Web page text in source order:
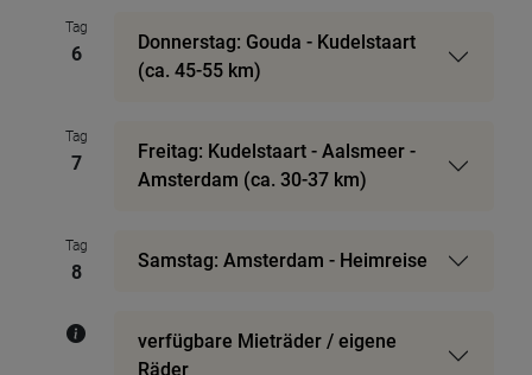
Tag
6
Donnerstag: Gouda - Kudelstaart
(ca. 45-55 km)
Tag
7
Freitag: Kudelstaart - Aalsmeer -
Amsterdam (ca. 30-37 km)
Tag
8
Samstag: Amsterdam - Heimreise
verfügbare Mieträder / eigene
Räder